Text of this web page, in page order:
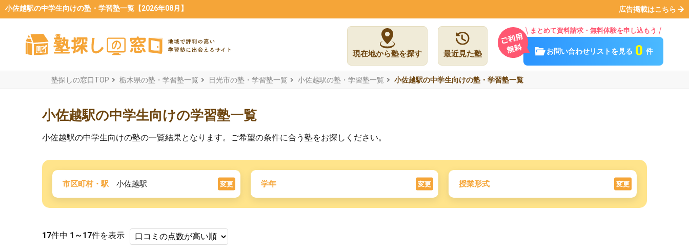
小佐越駅の中学生向けの塾・学習塾一覧【2026年08月】 広告掲載はこちら
現在地から塾を探す 最近見た塾
まとめて資料請求・無料体験を申し込もう
お問い合わせリストを見る 0 件
塾探しの窓口TOP 栃木県の塾・学習塾一覧 日光市の塾・学習塾一覧 小佐越駅の塾・学習塾一覧 小佐越駅の中学生向けの塾・学習塾一覧
小佐越駅の中学生向けの学習塾一覧
小佐越駅の中学生向けの塾の一覧結果となります。ご希望の条件に合う塾をお探しください。
市区町村・駅 小佐越駅 変更 学年 変更 授業形式 変更
17件中 1～17件を表示